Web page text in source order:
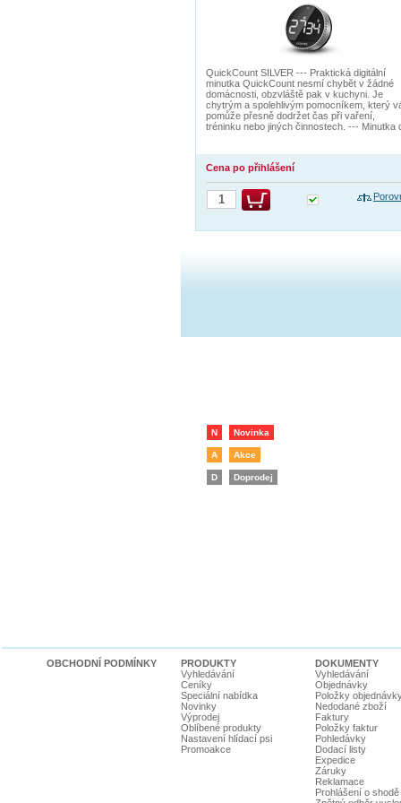
QuickCount SILVER --- Praktická digitální
minutka QuickCount nesmí chybět v žádné
domácnosti, obzvláště pak v kuchyni. Je
chytrým a spolehlivým pomocníkem, který
pomůže přesně dodržet čas při vaření,
tréninku nebo jiných činnostech. --- Minutka
Cena po přihlášení
N Novinka
A Akce
D Doprodej
OBCHODNÍ PODMÍNKY
PRODUKTY
Vyhledávání
Ceníky
Speciální nabídka
Novinky
Výprodej
Oblíbené produkty
Nastavení hlídací psi
Promoakce
DOKUMENTY
Vyhledávání
Objednávky
Položky
Nedodané zboží
Faktury
Položky faktur
Pohledávky
Dodací listy
Expedice
Záruky
Reklamace
Prohlášení o shodě